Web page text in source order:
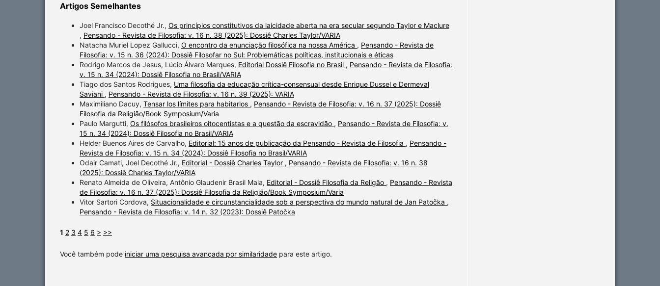
Artigos Semelhantes
Joel Francisco Decothé Jr., Os princípios constitutivos da laicidade aberta na era secular segundo Taylor e Maclure
, Pensando - Revista de Filosofia: v. 16 n. 38 (2025): Dossiê Charles Taylor/VARIA
Natacha Muriel Lopez Gallucci, O encontro da enunciação filosófica na nossa América , Pensando - Revista de
Filosofia: v. 15 n. 36 (2024): Dossiê Filosofar no Sul: Problemáticas políticas, institucionais e éticas
Rodrigo Marcos de Jesus, Lúcio Álvaro Marques, Editorial Dossiê Filosofia no Brasil , Pensando - Revista de Filosofia:
v. 15 n. 34 (2024): Dossiê Filosofia no Brasil/VARIA
Tiago dos Santos Rodrigues, Uma filosofia da educação crítica-consensual desde Enrique Dussel e Dermeval
Saviani , Pensando - Revista de Filosofia: v. 16 n. 39 (2025): VARIA
Maximiliano Dacuy, Tensar los límites para habitarlos , Pensando - Revista de Filosofia: v. 16 n. 37 (2025): Dossiê
Filosofia da Religião/Book Symposium/Varia
Paulo Margutti, Os filósofos brasileiros oitocentistas e a questão da escravidão , Pensando - Revista de Filosofia: v.
15 n. 34 (2024): Dossiê Filosofia no Brasil/VARIA
Helder Buenos Aires de Carvalho, Editorial: 15 anos de publicação da Pensando - Revista de Filosofia , Pensando -
Revista de Filosofia: v. 15 n. 34 (2024): Dossiê Filosofia no Brasil/VARIA
Odair Camati, Joel Decothé Jr., Editorial - Dossiê Charles Taylor , Pensando - Revista de Filosofia: v. 16 n. 38
(2025): Dossiê Charles Taylor/VARIA
Renato Almeida de Oliveira, Antônio Glaudenir Brasil Maia, Editorial - Dossiê Filosofia da Religão , Pensando - Revista
de Filosofia: v. 16 n. 37 (2025): Dossiê Filosofia da Religião/Book Symposium/Varia
Vitor Sartori Cordova, Situacionalidade e circunstancialidade sob a perspectiva do mundo natural de Jan Patočka ,
Pensando - Revista de Filosofia: v. 14 n. 32 (2023): Dossiê Patočka
1 2 3 4 5 6 > >>
Você também pode iniciar uma pesquisa avançada por similaridade para este artigo.